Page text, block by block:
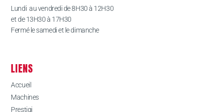
Lundi au vendredi de 8H30 à 12H30
et de 13H30 à 17H30
Fermé le samedi et le dimanche
LIENS
Accueil
Machines
Prestigi